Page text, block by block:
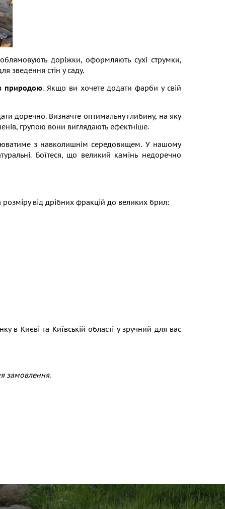
доріжки, оформляють сухі струмки,
зведення стін у саду.
природою. Якщо ви хочете додати фарби у свій
доречно. Визначте оптимальну глибину, на яку
групою вони виглядають ефектніше.
з навколишнім середовищем. У нашому
Боїтеся, що великий камінь недоречно
від дрібних фракцій до великих брил:
в Києві та Київській області у зручний для вас
замовлення.